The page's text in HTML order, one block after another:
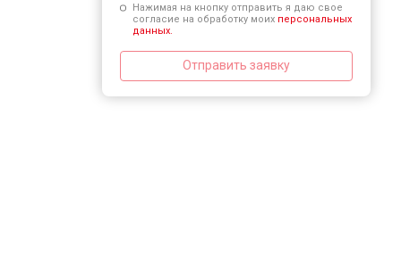
Нажимая на кнопку отправить я даю свое
согласие на обработку моих персональных
данных.
Отправить заявку